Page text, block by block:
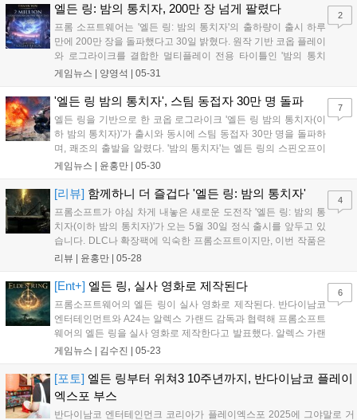
력이 활발해지면서 게임의 재미가 부각되었다. 프롬소프트웨어
는 꾸준한 패치와 함께 듀오 플레이 추가, DLC 출시 등으로 게임
을 확장할 계획이다....
엘든 링: 밤의 통치자, 200만 장 넘게 팔렸다
프롬 소프트웨어는 '엘든 링: 밤의 통치자'의 출하량이 출시 하루
만에 200만 장을 돌파했다고 30일 밝혔다. 원작 기반 코옵 플레이
와 로그라이크를 결합한 멀티플레이 전용 타이틀인 '밤의 통치
자'는 출시와 함께 스팀 동시 접속자 수 30만 명을 넘어서는 등 인
레이 탐험 개선이 이루어질 예정이다....
게임뉴스 | 양영석 05-31
2
'엘든 링 밤의 통치자', 스팀 동접자 30만 명 돌파
엘든 링을 기반으로 한 코옵 로그라이크 '엘든 링 밤의 통치자(이
하 밤의 통치자)'가 출시와 동시에 스팀 동접자 30만 명을 돌파하
며, 쾌조의 출발을 알렸다. '밤의 통치자'는 엘든 링의 스핀오프이
자 첫 스탠드얼론 타이틀이다. 기존의 DLC가 원작의 콘텐츠를 확
로 새롭게 재해석한 게임이라고 할...
게임뉴스 | 윤홍만 05-30
7
[리뷰] 함께하니 더 즐겁다 '엘든 링: 밤의 통치자'
프롬소프트가 야심 차게 내놓은 새로운 도전작 '엘든 링: 밤의 통
치자(이하 밤의 통치자)'가 오는 5월 30일 정식 출시를 앞두고 있
습니다. DLC나 확장팩에 익숙한 프롬소프트이지만, 이번 작품은
결이 다릅니다. 기존 콘텐츠를 '확장'하는 대신 원작을 토대로 완
스템에 세션제와 협동 플레이를 접...
리뷰 | 윤홍만 05-28
4
[Ent+] 엘든 링, 실사 영화로 제작된다
프롬소프트웨어의 엘든 링이 실사 영화로 제작된다. 반다이남코
엔터테인먼트와 A24는 알렉스 가랜드 감독과 협력해 프롬소프트
웨어의 엘든 링을 실사 영화로 제작한다고 발표했다. 알렉스 가랜
드는 엑스 마키나와 시빌 워, 워페어 등을 연출했으며, 28일 후의
본을 모두 맡는다. A24는 미드소마, 에...
게임뉴스 | 김수진 05-23
6
[포토] 엘든 링부터 위쳐3 10주년까지, 반다이남코 플레이
엑스포 부스
반다이남코 엔터테인먼크 코리아가 플레이엑스포 2025에 그야말로 거